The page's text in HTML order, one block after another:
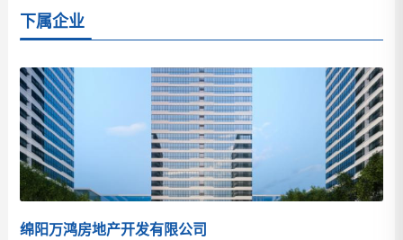
下属企业
绵阳万鸿房地产开发有限公司